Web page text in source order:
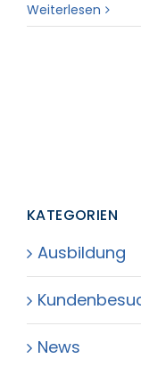
Weiterlesen
KATEGORIEN
Ausbildung
News